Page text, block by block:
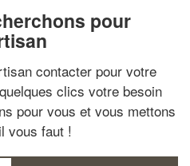
pour
contacter pour votre
clics votre besoin
pour vous et vous mettons
vous faut !